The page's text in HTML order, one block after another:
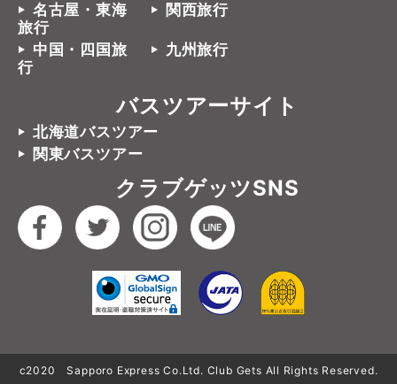
名古屋・東海
旅行
関西旅行
中国・四国旅
行
九州旅行
バスツアーサイト
北海道バスツアー
関東バスツアー
クラブゲッツSNS
c2020 Sapporo Express Co.Ltd. Club Gets All Rights Reserved.